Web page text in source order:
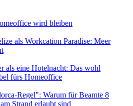
wird bleiben
als Workcation Paradise: Meer
als eine Hotelnacht: Das wohl
fürs Homeoffice
Regel": Warum für Beamte 8
Strand erlaubt sind